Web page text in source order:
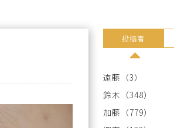
投稿者
遠藤 （3）
鈴木 （348）
加藤 （779）